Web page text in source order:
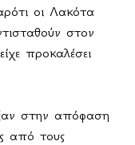
οι Λακότα
στον
προκαλέσει
στην απόφαση
από τους